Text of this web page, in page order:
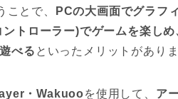
とで、
PCの大画面でグラフ
トローラー)でゲームを楽し
べる といったメリットがありま
・Wakuooを使用して、 ア